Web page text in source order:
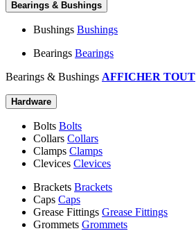
Bearings & Bushings
Bushings Bushings
Bearings Bearings
Bearings & Bushings AFFICHER TOUT
Hardware
Bolts Bolts
Collars Collars
Clamps Clamps
Clevices Clevices
Brackets Brackets
Caps Caps
Grease Fittings Grease Fittings
Grommets Grommets